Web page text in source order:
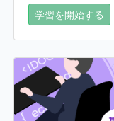
学習を開始する